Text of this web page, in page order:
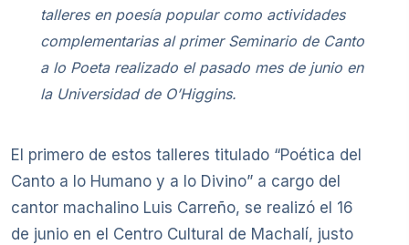
talleres en poesía popular como actividades
complementarias al primer Seminario de Canto
a lo Poeta realizado el pasado mes de junio en
la Universidad de O’Higgins.
El primero de estos talleres titulado “Poética del
Canto a lo Humano y a lo Divino” a cargo del
cantor machalino Luis Carreño, se realizó el 16
de junio en el Centro Cultural de Machalí, justo